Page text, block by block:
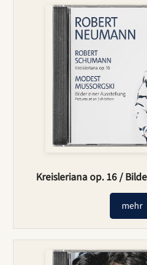
Kreisleriana op. 16 /
mehr